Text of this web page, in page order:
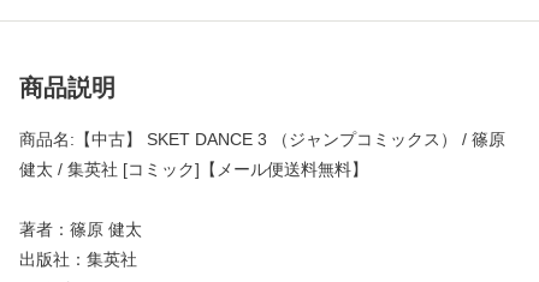
商品説明
商品名:【中古】 SKET DANCE 3 （ジャンプコミックス） / 篠原
健太 / 集英社 [コミック]【メール便送料無料】
著者：篠原 健太
出版社：集英社